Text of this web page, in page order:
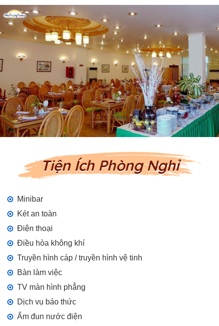
Tiện Ích Phòng Nghỉ
Minibar
Két an toàn
Điện thoại
Điều hòa không khí
Truyền hình cáp / truyền hình vệ tinh
Bàn làm việc
TV màn hình phẳng
Dịch vụ báo thức
Ấm đun nước điện